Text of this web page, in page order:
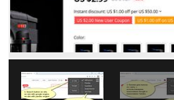
do
Twoich
danych
na
witrynach.